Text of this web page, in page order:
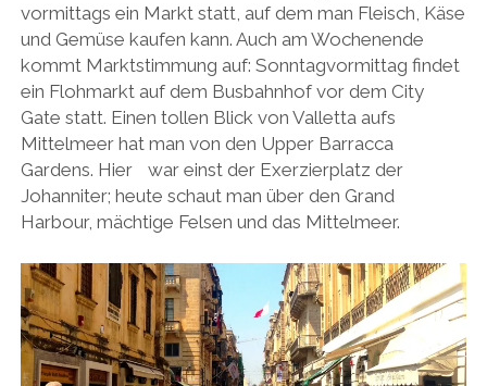
vormittags ein Markt statt, auf dem man Fleisch, Käse
und Gemüse kaufen kann. Auch am Wochenende
kommt Marktstimmung auf: Sonntagvormittag findet
ein Flohmarkt auf dem Busbahnhof vor dem City
Gate statt. Einen tollen Blick von Valletta aufs
Mittelmeer hat man von den Upper Barracca
Gardens. Hier war einst der Exerzierplatz der
Johanniter; heute schaut man über den Grand
Harbour, mächtige Felsen und das Mittelmeer.